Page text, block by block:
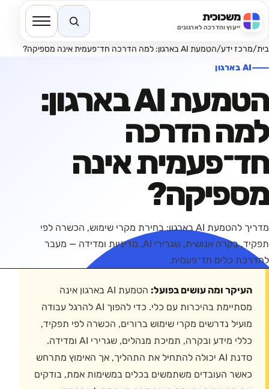
משכוכית
ייעוץ והדרכה לארגוניםחיפוש באתר
בית/מרכז ידע/הטמעת AI בארגון: למה הדרכה חד־פעמית אינה מספיקה?
AI בארגון
הטמעת AI בארגון:
למה הדרכה
חד־פעמית אינה
מספיקה?
מדריך להטמעת AI בארגון: בחירת מקרי שימוש, הכשרה לפי
תפקיד, בקרה אנושית, שגרירי AI, מדיניות ומדידה — מעבר
להדרכת כלים חד־פעמית.
העיקר ומה עושים בפועל:
הטמעת AI בארגון אינה
מסתיימת בהיכרות עם כלי. כדי להפוך AI להרגל עבודה
מועיל נדרשים מקרי שימוש ברורים, הכשרה לפי תפקיד,
כללי מידע ובקרה, תמיכת מנהלים, שגרירי AI ומדידה.
סדנת AI יכולה להתחיל את התהליך, אך האימוץ מתרחש
כאשר העובדים משתמשים בכלים במשימות אמת, בודקים